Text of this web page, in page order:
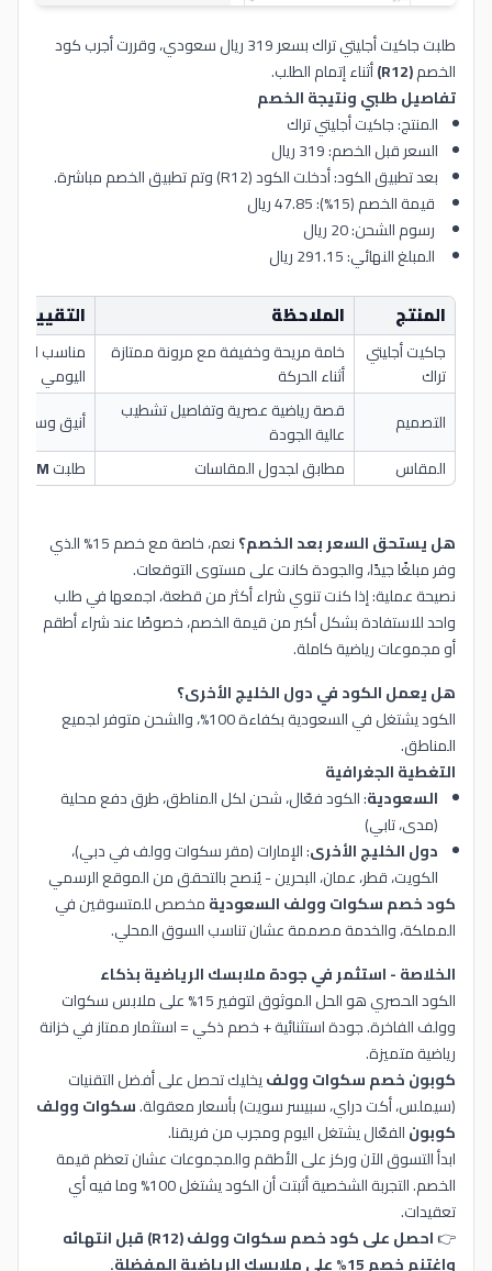
طلبت جاكيت أجليتي تراك بسعر 319 ريال سعودي، وقررت أجرب كود
الخصم(R12)
أثناء إتمام الطلب.
تفاصيل طلبي ونتيجة الخصم
المنتج: جاكيت أجليتي تراك
السعر قبل الخصم: 319 ريال
بعد تطبيق الكود: أدخلت الكود (R12) وتم تطبيق الخصم مباشرة.
قيمة الخصم (15%): 47.85 ريال
رسوم الشحن: 20 ريال
المبلغ النهائي: 291.15 ريال
المنتج الملاحظة التقييم
جاكيت أجليتي
تراك
خامة مريحة وخفيفة مع مرونة ممتازة
أثناء الحركة
مناسب
اليومي
التصميم
قصة رياضية عصرية وتفاصيل تشطيب
عالية الجودة
أنيق وسهل
المقاس
مطابق لجدول المقاسات طلبتM
هل يستحق السعر بعد الخصم؟
نعم، خاصة مع خصم 15% الذي
وفر مبلغًا جيدًا، والجودة كانت على مستوى التوقعات.
نصيحة عملية: إذا كنت تنوي شراء أكثر من قطعة، اجمعها في طلب
واحد للاستفادة بشكل أكبر من قيمة الخصم، خصوصًا عند شراء أطقم
أو مجموعات رياضية كاملة.
هل يعمل الكود في دول الخليج الأخرى؟
الكود يشتغل في السعودية بكفاءة 100%، والشحن متوفر لجميع
المناطق.
التغطية الجغرافية
السعودية: الكود فعّال، شحن لكل المناطق، طرق دفع محلية
(مدى، تابي)
دول الخليج الأخرى: الإمارات (مقر سكوات وولف في دبي)،
الكويت، قطر، عمان، البحرين - يُنصح بالتحقق من الموقع الرسمي
كود خصم سكوات وولف السعوديةمخصص للمتسوقين في
المملكة، والخدمة مصممة عشان تناسب السوق المحلي.
الخلاصة - استثمر في جودة ملابسك الرياضية بذكاء
الكود الحصري هو الحل الموثوق لتوفير 15% على ملابس سكوات
وولف الفاخرة. جودة استثنائية + خصم ذكي = استثمار ممتاز في خزانة
رياضية متميزة.
كوبون خصم سكوات وولفيخليك تحصل على أفضل التقنيات
(سيملس، أكت دراي، سبيسر سويت) بأسعار معقولة.سكوات وولف
كوبونالفعّال يشتغل اليوم ومجرب من فريقنا.
ابدأ التسوق الآن وركز على الأطقم والمجموعات عشان تعظم قيمة
الخصم. التجربة الشخصية أثبتت أن الكود يشتغل 100% وما فيه أي
تعقيدات.
👉
احصل على كود خصم سكوات وولف (R12) قبل انتهائه
واغتنم خصم 15% على ملابسك الرياضية المفضلة.